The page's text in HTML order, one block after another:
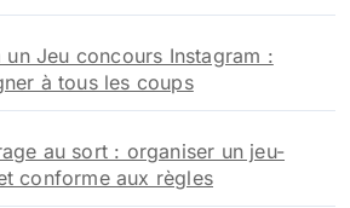
Jeu concours Instagram :
à tous les coups
au sort : organiser un jeu-
conforme aux règles